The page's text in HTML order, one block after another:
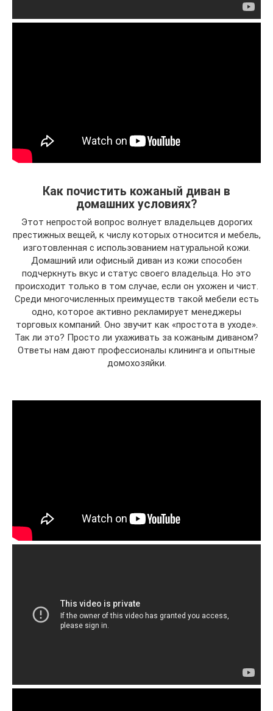
Как почистить кожаный диван в
домашних условиях?
Этот непростой вопрос волнует владельцев дорогих
престижных вещей, к числу которых относится и мебель,
изготовленная с использованием натуральной кожи.
Домашний или офисный диван из кожи способен
подчеркнуть вкус и статус своего владельца. Но это
происходит только в том случае, если он ухожен и чист.
Среди многочисленных преимуществ такой мебели есть
одно, которое активно рекламирует менеджеры
торговых компаний. Оно звучит как «простота в уходе».
Так ли это? Просто ли ухаживать за кожаным диваном?
Ответы нам дают профессионалы клининга и опытные
домохозяйки.